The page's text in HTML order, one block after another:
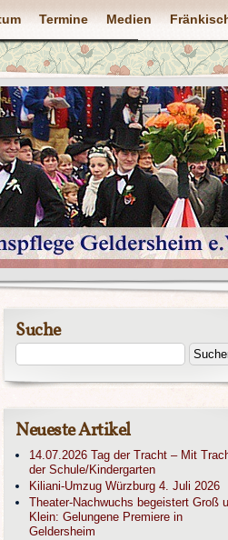
Termine Medien
Suche
Neueste Artikel
14.07.2026 Tag der Tracht – Mit
der Schule/Kindergarten
Kiliani-Umzug Würzburg 4. Juli 2026
Theater-Nachwuchs begeistert Groß
Klein: Gelungene Premiere in
Geldersheim